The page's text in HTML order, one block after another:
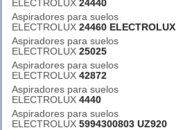
ELECTROLUX 24440
Aspiradores para suelos
ELECTROLUX 24460 ELECTROLUX
Aspiradores para suelos
ELECTROLUX 25025
Aspiradores para suelos
ELECTROLUX 42872
Aspiradores para suelos
ELECTROLUX 4440
Aspiradores para suelos
ELECTROLUX 5994300803 UZ920